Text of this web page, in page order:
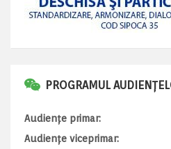
PROGRAMUL
Audiențe primar:
Audiențe viceprimar: